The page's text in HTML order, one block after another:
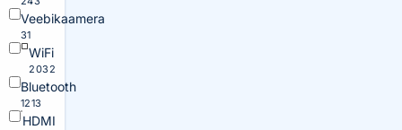
Veebikaamera
31
WiFi
2032
Bluetooth
1213
HDMI